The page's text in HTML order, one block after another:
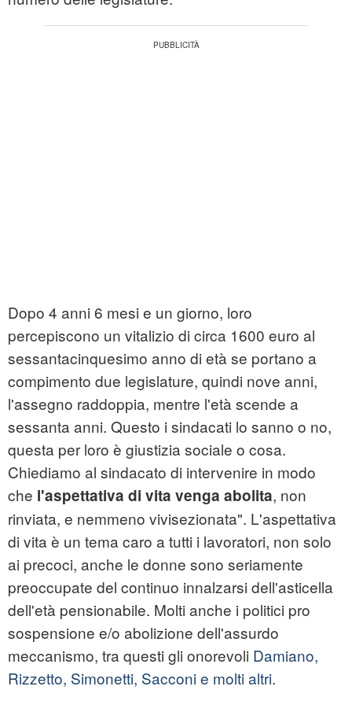
Dopo 4 anni 6 mesi e un giorno, loro
percepiscono un vitalizio di circa 1600 euro al
sessantacinquesimo anno di età se portano a
compimento due legislature, quindi nove anni,
l'assegno raddoppia, mentre l'età scende a
sessanta anni. Questo i sindacati lo sanno o no,
questa per loro è giustizia sociale o cosa.
Chiediamo al sindacato di intervenire in modo
che l'aspettativa di vita venga abolita, non
rinviata, e nemmeno vivisezionata". L'aspettativa
di vita è un tema caro a tutti i lavoratori, non solo
ai precoci, anche le donne sono seriamente
preoccupate del continuo innalzarsi dell'asticella
dell'età pensionabile. Molti anche i politici pro
sospensione e/o abolizione dell'assurdo
meccanismo, tra questi gli onorevoli Damiano,
Rizzetto, Simonetti, Sacconi e molti altri.